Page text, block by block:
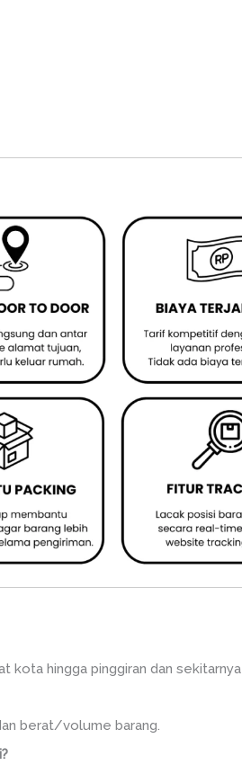
kota hingga pinggiran dan sekitarnya
berat/volume barang.